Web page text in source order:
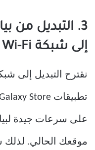
3. التبديل من
إلى شبكة Wi-Fi
على سرعات جيدة
موقعك الحالي.